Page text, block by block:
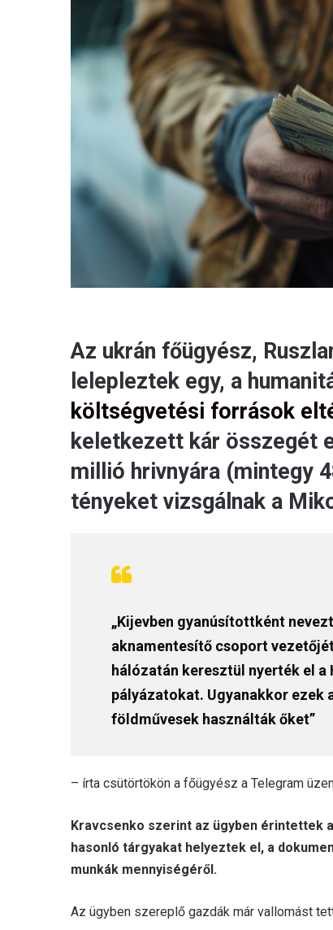
i
l
Az ukrán főügyész,
lelepleztek egy, a
költségvetési források
keletkezett kár összegét
millió hrivnyára (mintegy
tényeket vizsgálnak a
„Kijevben gyanúsítottként
aknamentesítő csoport
hálózatán keresztül nyerték el
pályázatokat. Ugyanakkor ezek
földművesek használták őket”
– írta csütörtökön a főügyész a Telegram
Kravcsenko szerint az ügyben érintettek
hasonló tárgyakat helyeztek el, a
munkák mennyiségéről.
Az ügyben szereplő gazdák már vallomást